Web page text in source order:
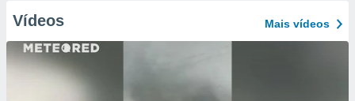
Vídeos Mais vídeos